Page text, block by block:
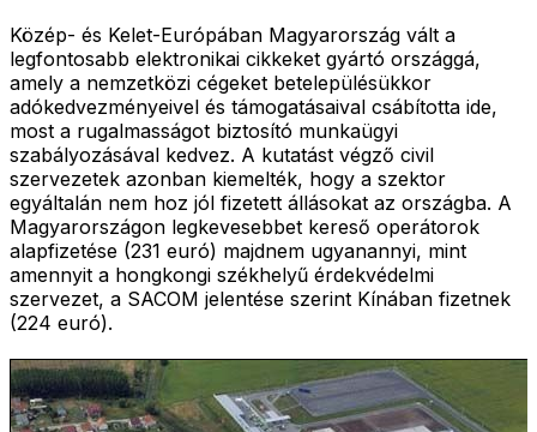
Közép- és Kelet-Európában Magyarország vált a
legfontosabb elektronikai cikkeket gyártó országgá,
amely a nemzetközi cégeket betelepülésükkor
adókedvezményeivel és támogatásaival csábította ide,
most a rugalmasságot biztosító munkaügyi
szabályozásával kedvez. A kutatást végző civil
szervezetek azonban kiemelték, hogy a szektor
egyáltalán nem hoz jól fizetett állásokat az országba. A
Magyarországon legkevesebbet kereső operátorok
alapfizetése (231 euró) majdnem ugyanannyi, mint
amennyit a hongkongi székhelyű érdekvédelmi
szervezet, a SACOM jelentése szerint Kínában fizetnek
(224 euró).